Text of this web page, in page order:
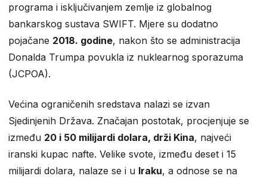
programa i isključivanjem zemlje iz globalnog
bankarskog sustava SWIFT. Mjere su dodatno
pojačane 2018. godine, nakon što se administracija
Donalda Trumpa povukla iz nuklearnog sporazuma
(JCPOA).
Većina ograničenih sredstava nalazi se izvan
Sjedinjenih Država. Značajan postotak, procjenjuje se
između 20 i 50 milijardi dolara, drži Kina, najveći
iranski kupac nafte. Velike svote, između deset i 15
milijardi dolara, nalaze se i u Iraku, a odnose se na